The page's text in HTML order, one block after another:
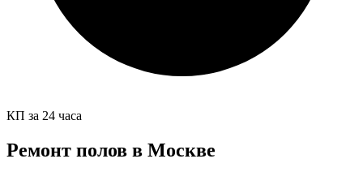
КП за 24 часа
Ремонт полов в Москве